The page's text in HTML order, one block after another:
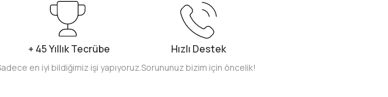
+ 45 Yıllık Tecrübe
en iyi bildiğimiz işi yapıyoruz.
Hızlı Destek
Sorununuz bizim için öncelik!